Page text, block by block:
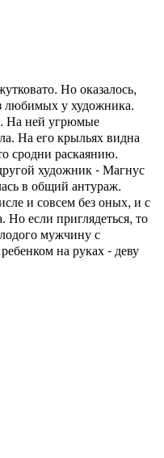
Но оказалось,
любимых у художника.
На ней угрюмые
На его крыльях видна
сродни раскаянию.
художник - Магнус
в общий антураж.
и совсем без оных, и с
если приглядеться, то
мужчину с
на руках - деву